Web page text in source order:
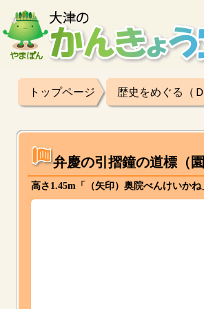
トップページ 歴史をめぐる（Ｄ
弁慶の引摺鐘の道標（
高さ1.45m「（矢印）奥院べんけいか